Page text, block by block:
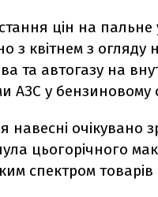
цін на пальне
з квітнем з
та автогазу на
АЗС у бензиновому
навесні очікувано
цьогорічного
спектром товарів